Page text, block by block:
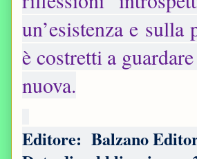
un’esistenza e
è costretti a
nuova.
Editore: ‎ Balzano